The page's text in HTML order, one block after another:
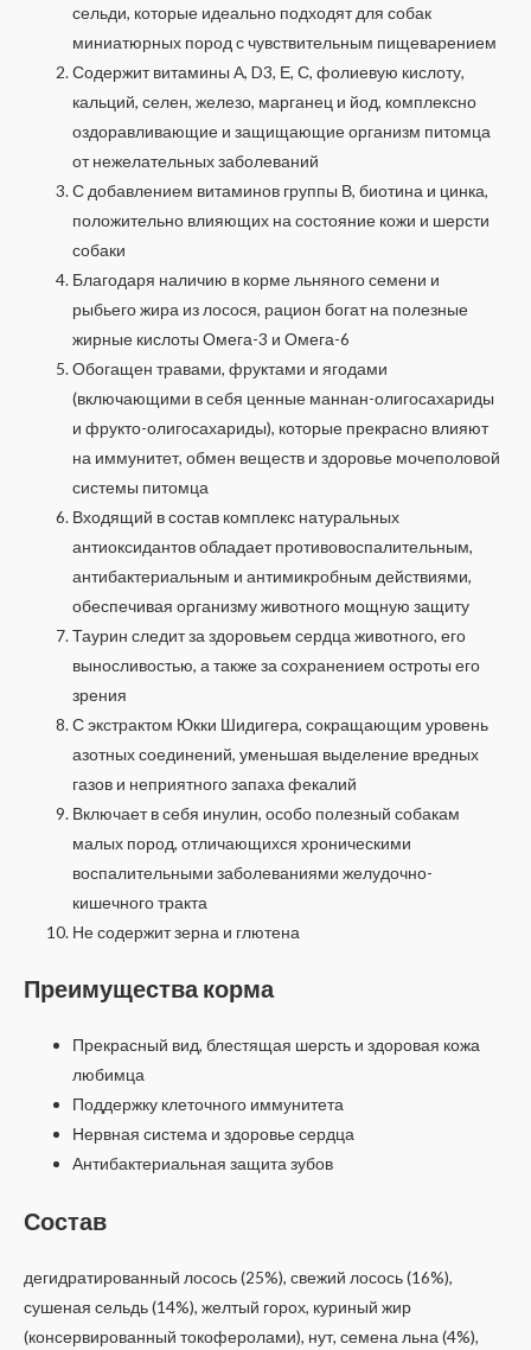
сельди, которые идеально подходят для собак
миниатюрных пород с чувствительным пищеварением
Содержит витамины А, D3, Е, С, фолиевую кислоту,
кальций, селен, железо, марганец и йод, комплексно
оздоравливающие и защищающие организм питомца
от нежелательных заболеваний
С добавлением витаминов группы В, биотина и цинка,
положительно влияющих на состояние кожи и шерсти
собаки
Благодаря наличию в корме льняного семени и
рыбьего жира из лосося, рацион богат на полезные
жирные кислоты Омега-3 и Омега-6
Обогащен травами, фруктами и ягодами
(включающими в себя ценные маннан-олигосахариды
и фрукто-олигосахариды), которые прекрасно влияют
на иммунитет, обмен веществ и здоровье мочеполовой
системы питомца
Входящий в состав комплекс натуральных
антиоксидантов обладает противовоспалительным,
антибактериальным и антимикробным действиями,
обеспечивая организму животного мощную защиту
Таурин следит за здоровьем сердца животного, его
выносливостью, а также за сохранением остроты его
зрения
С экстрактом Юкки Шидигера, сокращающим уровень
азотных соединений, уменьшая выделение вредных
газов и неприятного запаха фекалий
Включает в себя инулин, особо полезный собакам
малых пород, отличающихся хроническими
воспалительными заболеваниями желудочно-
кишечного тракта
Не содержит зерна и глютена
Преимущества корма
Прекрасный вид, блестящая шерсть и здоровая кожа
любимца
Поддержку клеточного иммунитета
Нервная система и здоровье сердца
Антибактериальная защита зубов
Состав
дегидратированный лосось (25%), свежий лосось (16%),
сушеная сельдь (14%), желтый горох, куриный жир
(консервированный токоферолами), нут, семена льна (4%),